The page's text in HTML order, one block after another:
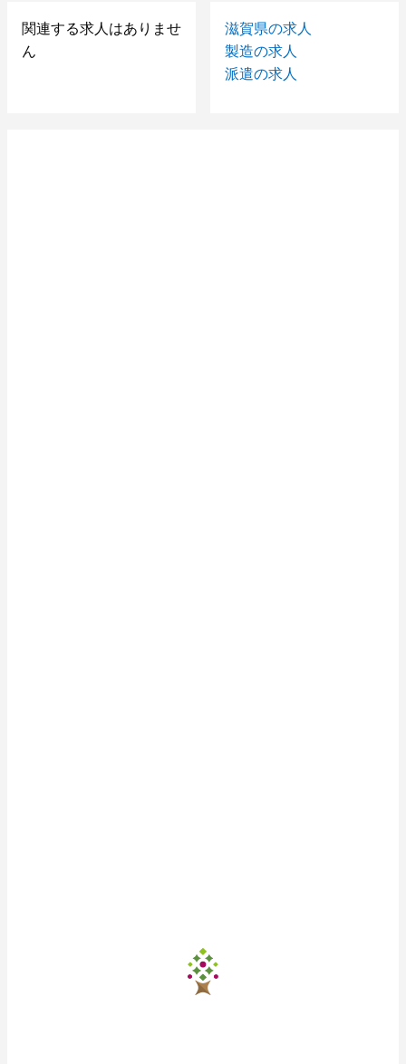
女活躍中】
関連する求人はありませ
ん
滋賀県の求人
製造の求人
派遣の求人